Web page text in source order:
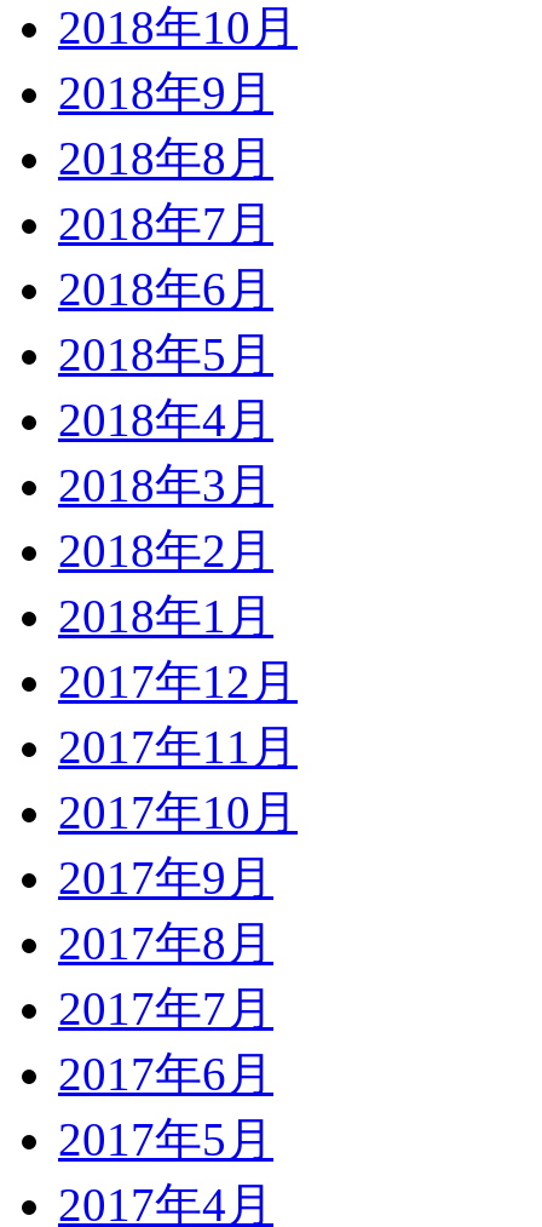
2018年10月
2018年9月
2018年8月
2018年7月
2018年6月
2018年5月
2018年4月
2018年3月
2018年2月
2018年1月
2017年12月
2017年11月
2017年10月
2017年9月
2017年8月
2017年7月
2017年6月
2017年5月
2017年4月